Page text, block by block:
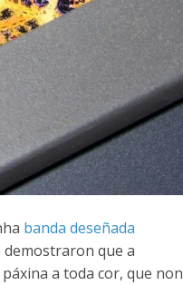
banda deseñada
que a
a toda cor, que non